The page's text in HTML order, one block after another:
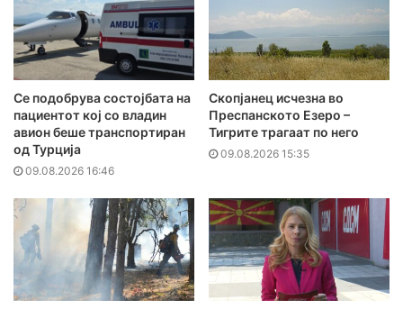
Се подобрува состојбата на
пациентот кој со владин
авион беше транспортиран
од Турција
09.08.2026 16:46
Скопјанец исчезна во
Преспанското Езеро –
Тигрите трагаат по него
09.08.2026 15:35